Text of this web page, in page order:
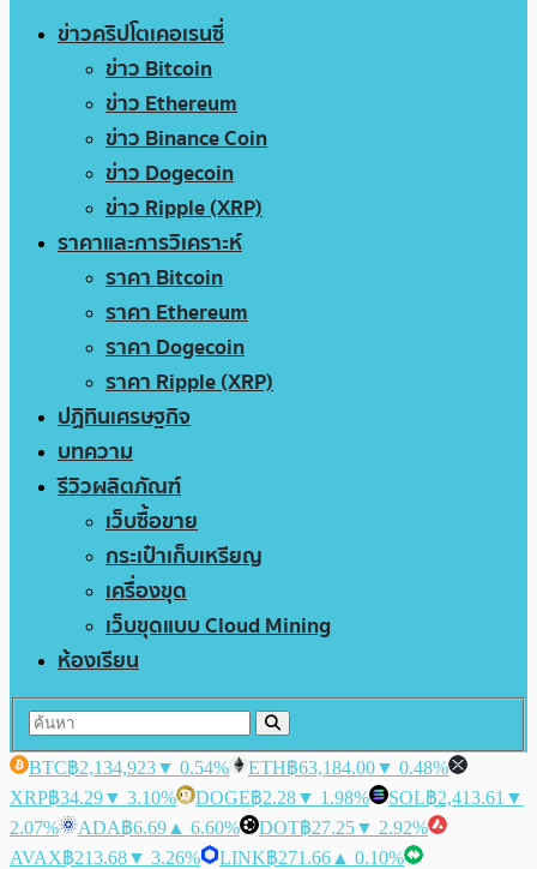
ข่าวคริปโตเคอเรนซี่
ข่าว Bitcoin
ข่าว Ethereum
ข่าว Binance Coin
ข่าว Dogecoin
ข่าว Ripple (XRP)
ราคาและการวิเคราะห์
ราคา Bitcoin
ราคา Ethereum
ราคา Dogecoin
ราคา Ripple (XRP)
ปฏิทินเศรษฐกิจ
บทความ
รีวิวผลิตภัณฑ์
เว็บซื้อขาย
กระเป๋าเก็บเหรียญ
เครื่องขุด
เว็บขุดแบบ Cloud Mining
ห้องเรียน
BTC฿2,134,923▼ 0.54% ETH฿63,184.00▼ 0.48%
XRP฿34.29▼ 3.10% DOGE฿2.28▼ 1.98% SOL฿2,413.61 ▼
2.07%
ADA฿6.69 ▲ 6.60% DOT฿27.25▼ 2.92%
AVAX฿213.68▼ 3.26% LINK฿271.66 ▲ 0.10%